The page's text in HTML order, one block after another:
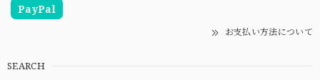
PayPal
お支払い方法について
SEARCH